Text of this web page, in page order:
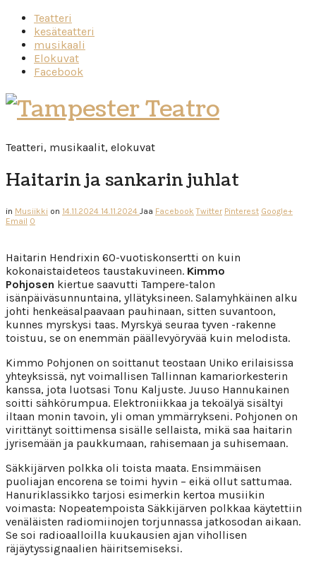
Teatteri
kesäteatteri
musikaali
Elokuvat
Facebook
Tampester
Teatro
Teatteri, musikaalit, elokuvat
Haitarin ja sankarin juhlat
in Musiikki on 14.11.2024 14.11.2024 Jaa Facebook Twitter Pinterest Google+
Email 0
Haitarin Hendrixin 60-vuotiskonsertti on kuin
kokonaistaideteos taustakuvineen. Kimmo
Pohjosen kiertue saavutti Tampere-talon
isänpäiväsunnuntaina, yllätyksineen. Salamyhkäinen alku
johti henkeäsalpaavaan pauhinaan, sitten suvantoon,
kunnes myrskysi taas. Myrskyä seuraa tyven -rakenne
toistuu, se on enemmän päällevyöryvää kuin melodista.
Kimmo Pohjonen on soittanut teostaan Uniko erilaisissa
yhteyksissä, nyt voimallisen Tallinnan kamariorkesterin
kanssa, jota luotsasi Tonu Kaljuste. Juuso Hannukainen
soitti sähkörumpua. Elektroniikkaa ja tekoälyä sisältyi
iltaan monin tavoin, yli oman ymmärrykseni. Pohjonen on
virittänyt soittimensa sisälle sellaista, mikä saa haitarin
jyrisemään ja paukkumaan, rahisemaan ja suhisemaan.
Säkkijärven polkka oli toista maata. Ensimmäisen
puoliajan encorena se toimi hyvin – eikä ollut sattumaa.
Hanuriklassikko tarjosi esimerkin kertoa musiikin
voimasta: Nopeatempoista Säkkijärven polkkaa käytettiin
venäläisten radiomiinojen torjunnassa jatkosodan aikaan.
Se soi radioaalloilla kuukausien ajan vihollisen
räjäytyssignaalien häiritsemiseksi.